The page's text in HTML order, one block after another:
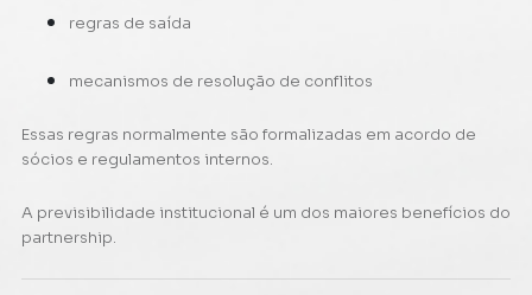
regras de saída
mecanismos de resolução de conflitos
Essas regras normalmente são formalizadas em acordo de
sócios e regulamentos internos.
A previsibilidade institucional é um dos maiores benefícios do
partnership.